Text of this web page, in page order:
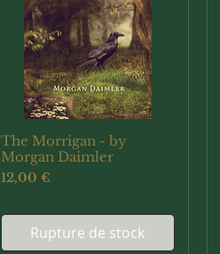
Aperçu rapide
The Morrigan - by
Morgan Daimler
Prix
12,00 €
Rupture de stock